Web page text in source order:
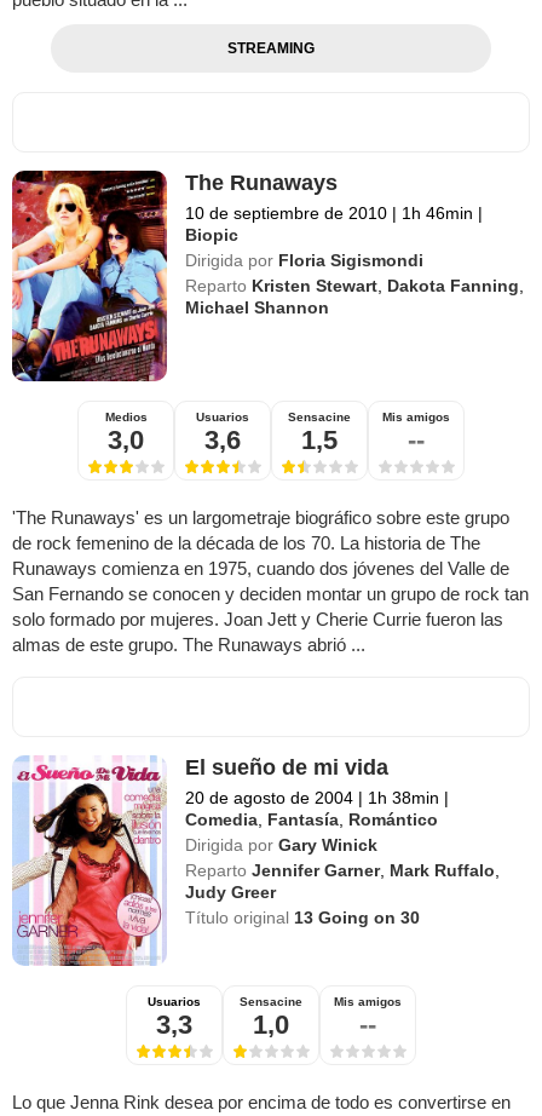
STREAMING
The Runaways
10 de septiembre de 2010 | 1h 46min |
Biopic
Dirigida por Floria Sigismondi
Reparto Kristen Stewart, Dakota Fanning,
Michael Shannon
Medios
3,0
Usuarios
3,6
Sensacine
1,5
Mis amigos
--
'The Runaways' es un largometraje biográfico sobre este grupo
de rock femenino de la década de los 70. La historia de The
Runaways comienza en 1975, cuando dos jóvenes del Valle de
San Fernando se conocen y deciden montar un grupo de rock tan
solo formado por mujeres. Joan Jett y Cherie Currie fueron las
almas de este grupo. The Runaways abrió ...
El sueño de mi vida
20 de agosto de 2004 | 1h 38min |
Comedia, Fantasía, Romántico
Dirigida por Gary Winick
Reparto Jennifer Garner, Mark Ruffalo,
Judy Greer
Título original13 Going on 30
Usuarios
3,3
Sensacine
1,0
Mis amigos
--
Lo que Jenna Rink desea por encima de todo es convertirse en